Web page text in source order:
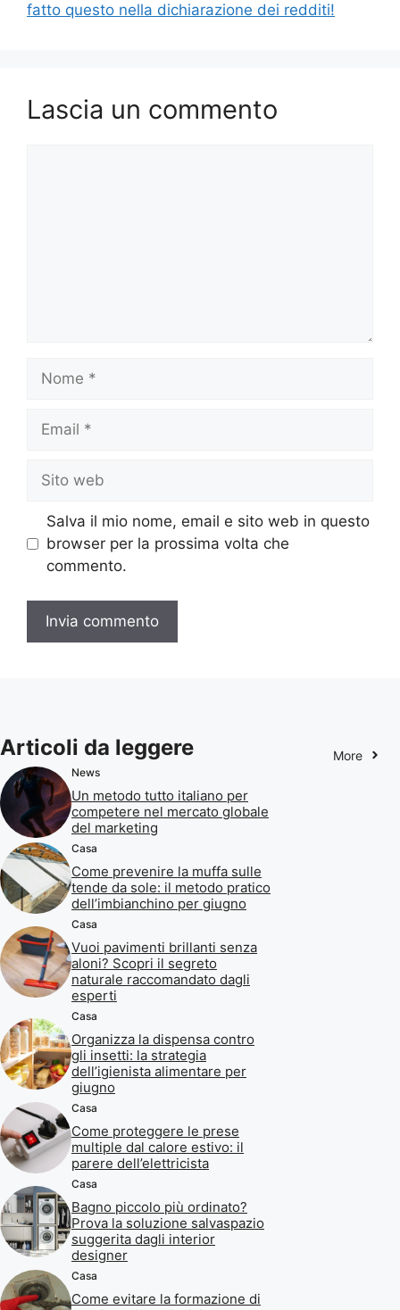
fatto questo nella dichiarazione dei redditi!
Lascia un commento
Nome
Email
Sito
web
Salva il mio nome, email e sito web in questo
browser per la prossima volta che
commento.
Articoli da leggere More
News
Un metodo tutto italiano per
competere nel mercato globale
del marketing
Casa
Come prevenire la muffa sulle
tende da sole: il metodo pratico
dell’imbianchino per giugno
Casa
Vuoi pavimenti brillanti senza
aloni? Scopri il segreto
naturale raccomandato dagli
esperti
Casa
Organizza la dispensa contro
gli insetti: la strategia
dell’igienista alimentare per
giugno
Casa
Come proteggere le prese
multiple dal calore estivo: il
parere dell’elettricista
Casa
Bagno piccolo più ordinato?
Prova la soluzione salvaspazio
suggerita dagli interior
designer
Casa
Come evitare la formazione di